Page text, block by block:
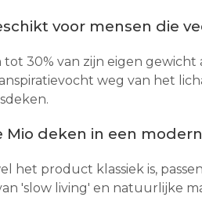
voor mensen die
tot 30% van zijn eigen
weg van het
Mio deken in een
het product klassiek is,
'slow living' en natuurlijke